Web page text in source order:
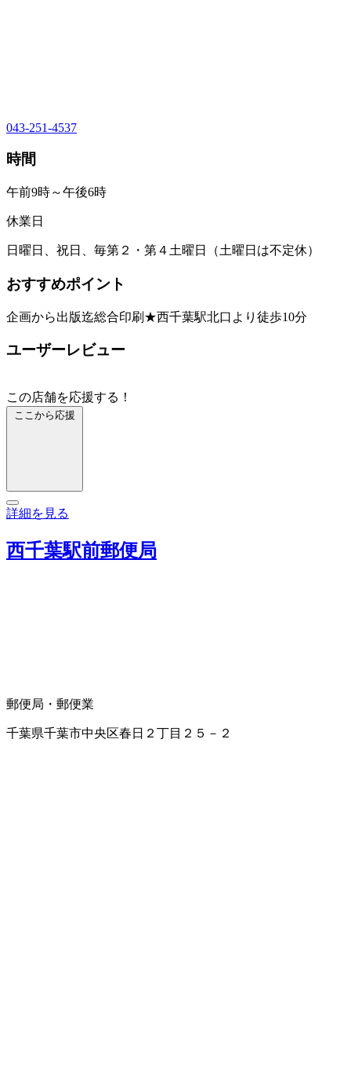
043-251-4537
時間
午前9時～午後6時
休業日
日曜日、祝日、毎第２・第４土曜日（土曜日は不定休）
おすすめポイント
企画から出版迄総合印刷★西千葉駅北口より徒歩10分
ユーザーレビュー
この店舗を応援する！
ここから応援
詳細を見る
西千葉駅前郵便局
郵便局・郵便業
千葉県千葉市中央区春日２丁目２５－２